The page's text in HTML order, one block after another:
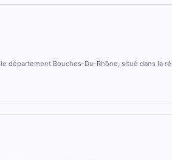
département Bouches-Du-Rhône, situé dans la